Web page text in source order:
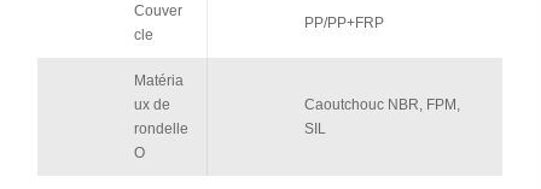
Couver
cle
PP/PP+FRP
Matéria
ux de
rondelle
O
Caoutchouc NBR, FPM,
SIL